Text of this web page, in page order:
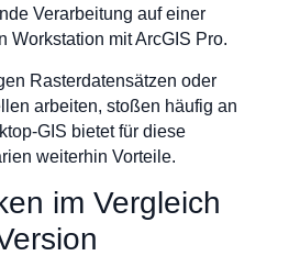
Verarbeitung auf einer
Workstation mit ArcGIS Pro.
Rasterdatensätzen oder
arbeiten, stoßen häufig an
GIS bietet für diese
weiterhin Vorteile.
im Vergleich